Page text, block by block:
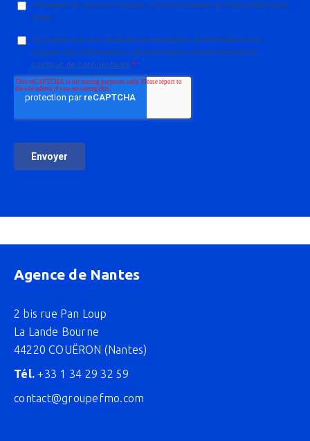
Agence de Nantes
2 bis rue Pan Loup
La Lande Bourne
44220 COUËRON (Nantes)
Tél. +33 1 34 29 32 59
contact@groupefmo.com